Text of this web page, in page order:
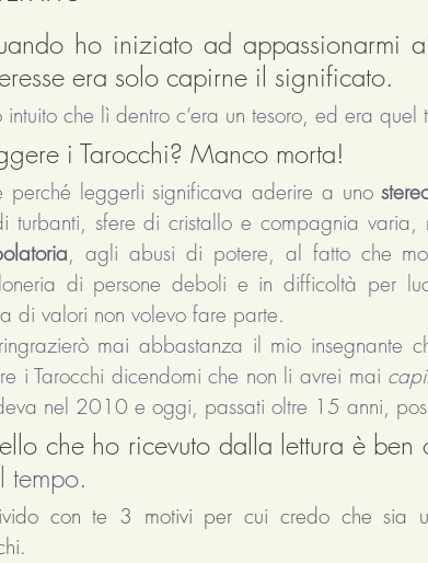
ho iniziato ad appassionarmi
era solo capirne il significato.
intuito che lì dentro c’era un tesoro, ed era quel
i Tarocchi? Manco morta!
perché leggerli significava aderire a uno
turbanti, sfere di cristallo e compagnia varia,
, agli abusi di potere, al fatto che
di persone deboli e in difficoltà per
di valori non volevo fare parte.
mai abbastanza il mio insegnante
i Tarocchi dicendomi che non li avrei mai
nel 2010 e oggi, passati oltre 15 anni,
tempo.
con te 3 motivi per cui credo che sia